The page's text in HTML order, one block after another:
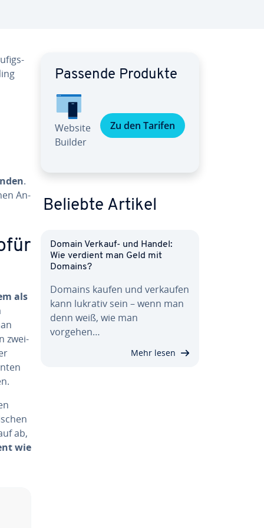
.
An­
als
zwei­
ab,
wie
Passende Produkte
Website
Builder
Zu den Tarifen
Beliebte Artikel
Domain Verkauf- und Handel:
Wie verdient man Geld mit
Domains?
Domains kaufen und verkaufen
kann lukrativ sein – wenn man
denn weiß, wie man
vorgehen…
Mehr lesen